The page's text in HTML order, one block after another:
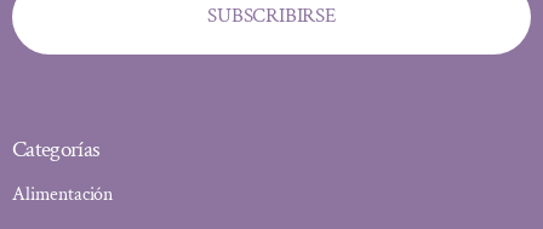
SUBSCRIBIRSE
Categorías
Alimentación